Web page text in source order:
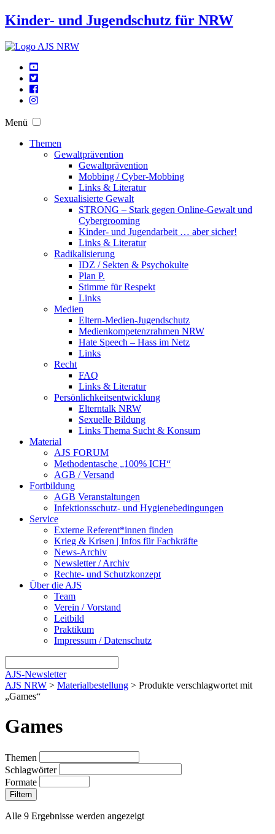
Kinder- und Jugendschutz für NRW
Menü
Themen
Gewaltprävention
Gewaltprävention
Mobbing / Cyber-Mobbing
Links & Literatur
Sexualisierte Gewalt
STRONG – Stark gegen Online-Gewalt und
Cybergrooming
Kinder- und Jugendarbeit … aber sicher!
Links & Literatur
Radikalisierung
IDZ / Sekten & Psychokulte
Plan P.
Stimme für Respekt
Links
Medien
Eltern-Medien-Jugendschutz
Medienkompetenzrahmen NRW
Hate Speech – Hass im Netz
Links
Recht
FAQ
Links & Literatur
Persönlichkeitsentwicklung
Elterntalk NRW
Sexuelle Bildung
Links Thema Sucht & Konsum
Material
AJS FORUM
Methodentasche „100% ICH“
AGB / Versand
Fortbildung
AGB Veranstaltungen
Infektionsschutz- und Hygienebedingungen
Service
Externe Referent*innen finden
Krieg & Krisen | Infos für Fachkräfte
News-Archiv
Newsletter / Archiv
Rechte- und Schutzkonzept
Über die AJS
Team
Verein / Vorstand
Leitbild
Praktikum
Impressum / Datenschutz
AJS-Newsletter
AJS NRW > Materialbestellung > Produkte verschlagwortet mit
„Games“
Games
Themen
Schlagwörter
Formate
Filtern
Alle 9 Ergebnisse werden angezeigt